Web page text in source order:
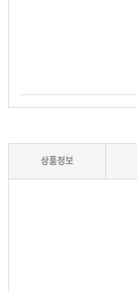
상품정보